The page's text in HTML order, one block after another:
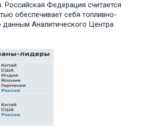
Федерация считается
обеспечивает себя топливно-
данным Аналитического Центра